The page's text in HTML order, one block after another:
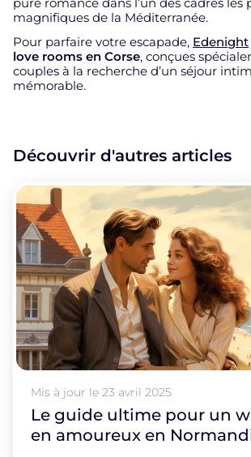
magnifiques de la Méditerranée.
Pour parfaire votre escapade, Edenight
love rooms en Corse, conçues
couples à la recherche d’un séjour
mémorable.
Découvrir d'autres articles
Mis à jour le23 avril 2025
Le guide ultime pour un
en amoureux en